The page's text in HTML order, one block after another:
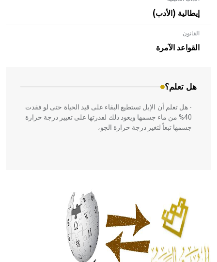
إيطالية (الأدب)
القانون
القواعد الآمرة
هل تعلم؟
- هل تعلم أن الأبلق نوع من الفنون الهندسية التي ارتبطت
بالعمارة الإسلامية في بلاد الشام ومصر خاصة، حيث يحرص
المعمار على بناء مداميكه وخاصة في الواجهات
- هل تعلم أن الإبل تستطيع البقاء على قيد الحياة حتى لو فقدت
40% من ماء جسمها ويعود ذلك لقدرتها على تغيير درجة حرارة
جسمها تبعاً لتغير درجة حرارة الجو،
الحكم، الأدلة، تنظيم التغذية، ورسالته في جروح الرأس. ويعود
له الفضل بأنه حرر الطب من الدين والفلسفة.
- هل تعلم أن المرجان إفراز حيواني يتكون في البحر ويتركب